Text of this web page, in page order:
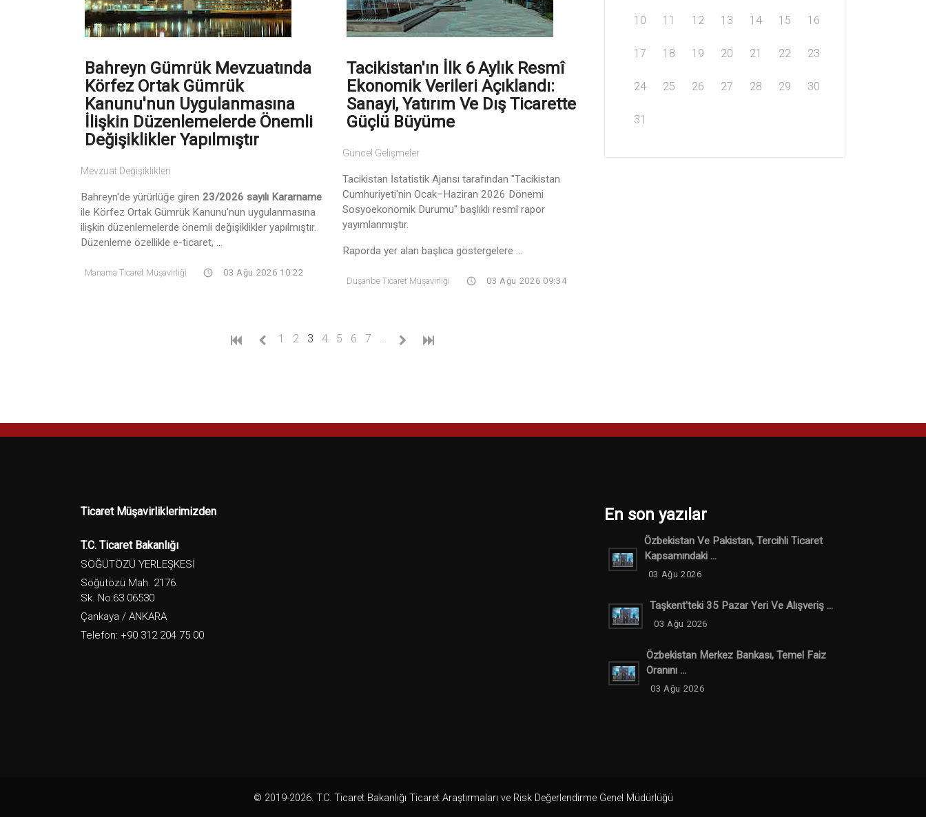
Bahreyn Gümrük Mevzuatında
Körfez Ortak Gümrük
Kanunu'nun Uygulanmasına
İlişkin Düzenlemelerde Önemli
Değişiklikler Yapılmıştır
Mevzuat Değişiklikleri
Bahreyn'de yürürlüğe giren 23/2026 sayılı Kararname
ile Körfez Ortak Gümrük Kanunu'nun uygulanmasına
ilişkin düzenlemelerde önemli değişiklikler yapılmıştır.
Düzenleme özellikle e-ticaret, ...
Manama Ticaret Müşavirliği 03 Ağu 2026 10:22
Tacikistan'ın İlk 6 Aylık Resmî
Ekonomik Verileri Açıklandı:
Sanayi, Yatırım Ve Dış Ticarette
Güçlü Büyüme
Güncel Gelişmeler
Tacikistan İstatistik Ajansı tarafından "Tacikistan
Cumhuriyeti'nin Ocak–Haziran 2026 Dönemi
Sosyoekonomik Durumu" başlıklı resmî rapor
yayımlanmıştır.
Raporda yer alan başlıca göstergelere ...
Duşanbe Ticaret Müşavirliği 03 Ağu 2026 09:34
1 2 3(current)
4 5 6 7 …
10 11 12 13 14 15 16
17 18 19 20 21 22 23
24 25 26 27 28 29 30
31
Ticaret Müşavirliklerimizden
T.C. Ticaret Bakanlığı
SÖĞÜTÖZÜ YERLEŞKESİ
Söğütözü Mah. 2176.
Sk. No:63 06530
Çankaya / ANKARA
Telefon: +90 312 204 75 00
En son yazılar
Özbekistan Ve Pakistan, Tercihli Ticaret
Kapsamındaki ...
03 Ağu 2026
Taşkent'teki 35 Pazar Yeri Ve Alışveriş ...
03 Ağu 2026
Özbekistan Merkez Bankası, Temel Faiz
Oranını ...
03 Ağu 2026
© 2019-2026. T.C. Ticaret Bakanlığı Ticaret Araştırmaları ve Risk Değerlendirme Genel Müdürlüğü